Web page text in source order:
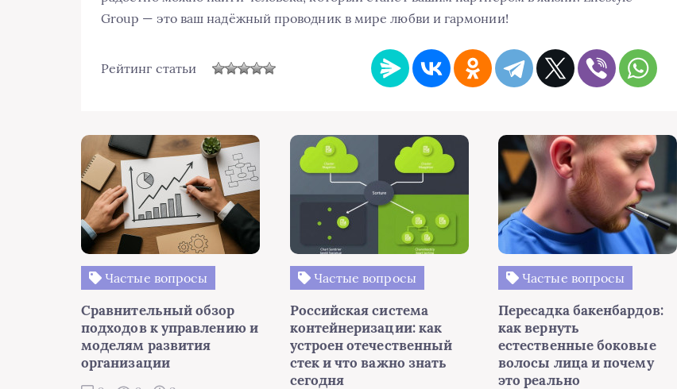
Group — это ваш надёжный проводник в мире любви и гармонии!
Рейтинг статьи
Частые вопросы
Сравнительный обзор
подходов к управлению и
моделям развития
организации
Частые вопросы
Российская система
контейнеризации: как
устроен отечественный
стек и что важно знать
сегодня
Частые вопросы
Пересадка бакенбардов:
как вернуть
естественные боковые
волосы лица и почему
это реально